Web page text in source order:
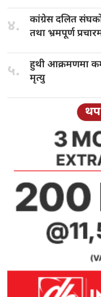
४. कांग्रेस दलित
तथा भ्रमपूर्ण
५. हुथी आक्रमणमा
मृत्यु